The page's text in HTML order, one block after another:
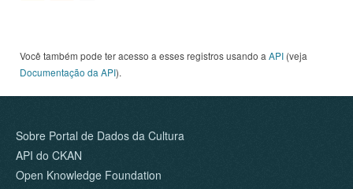
Você também pode ter acesso a esses registros usando a API (veja
Documentação da API).
Sobre Portal de Dados da Cultura
API do CKAN
Open Knowledge Foundation